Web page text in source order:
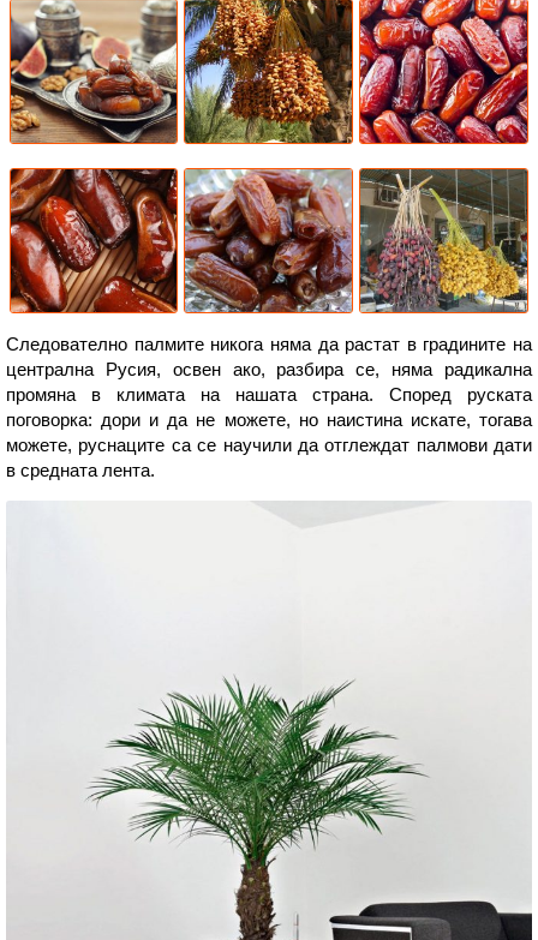
Следователно палмите никога няма да растат в градините на
централна Русия, освен ако, разбира се, няма радикална
промяна в климата на нашата страна. Според руската
поговорка: дори и да не можете, но наистина искате, тогава
можете, руснаците са се научили да отглеждат палмови дати
в средната лента.